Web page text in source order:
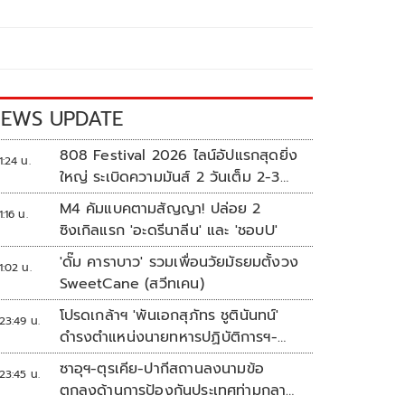
UPDATE
น.
808 Festival 2026 ไลน์อัปแรกสุดยิ่ง
ใหญ่ ระเบิดความมันส์ 2 วันเต็ม 2-3
ต.ค.นี้
น.
M4 คัมแบคตามสัญญา! ปล่อย 2
ซิงเกิลแรก 'อะดรีนาลีน' และ 'ชอบU'
น.
'ดั๊ม คาราบาว' รวมเพื่อนวัยมัธยมตั้งวง
SweetCane (สวีทเคน)
น.
โปรดเกล้าฯ 'พันเอกสุภัทร ชูตินันทน์'
ดำรงตำแหน่งนายทหารปฏิบัติการฯ-
พระราชทานยศ 'พลตรี'
น.
ซาอุฯ-ตุรเคีย-ปากีสถานลงนามข้อ
ตกลงด้านการป้องกันประเทศท่ามกลาง